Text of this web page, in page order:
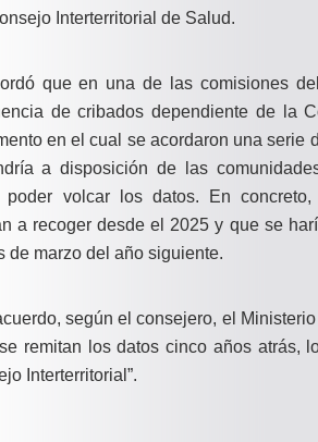
Interterritorial de Salud.
que en una de las comisiones
de cribados dependiente de la
en el cual se acordaron una serie
a disposición de las
poder volcar los datos. En
a recoger desde el 2025 y que se
de marzo del año siguiente.
según el consejero, el
remitan los datos cinco años atrás,
Interterritorial”.